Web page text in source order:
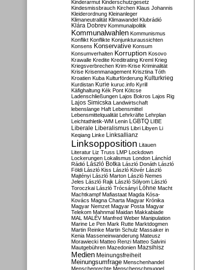
Kinderarmut Kinderschutzgesetz
Kindesmissbrauch Kirchen Klaus Johannis
Kleiderordnung Kleinanleger
Klimaneutralität Klimawandel Klubrádió
Klára Dobrev Kommunalpolitik
Kommunalwahlen Kommunismus
Konflikt Konflikte Konjunkturaussichten
Konsens Konservative Konsum
Konsumverhalten Korruption Kosovo
Krawalle Kredite Kreditrating Kreml Krieg
Kriegsverbrechen Krim-Krise Kriminalität
Krise Krisenmanagement Krisztina Tóth
Kroatien Kuba Kulturförderung Kulturkrieg
Kurdistan Kurie kuruc.info Kyrill
Käfighaltung Kék Pont Kötcse
Ladenschließungen Lajos Bokros Lajos Rig
Lajos Simicska Landwirtschaft
lebenslange Haft Lebensmittel
Lebensmittelqualität Lehrkräfte Lehrplan
Leichtathletik-WM Lenin LGBTQ LIBE
Liberale Liberalismus Libri Libyen Li
Keqiang Linke Linksallianz
Linksopposition Litauen
Literatur Liz Truss LMP Lockdown
Lockerungen Lokalismus London Lánchíd
Rádió
László Botka László Donáth László
Földi László Kiss László Kövér László
Majtényi László Marton László Nemes
Jeles László Rajk László Sólyom László
Toroczkai László Trócsányi Löhne Macht
Machtkampf Mafiastaat Magda Kósa-
Kovács Magna Charta Magyar Krónika
Magyar Nemzet Magyar Posta Magyar
Telekom Mahnmal Maidan Makkabiade
MAL MALÉV Manfred Weber Manipulation
Marine Le Pen Mark Rutte Marktdogmen
Martin Reinke Martin Schulz Massaker in
Kenia Masseneinwanderung Mateusz
Morawiecki Matteo Renzi Matteo Salvini
Mautgebühren Mazedonien Mazsihisz
Medien Meinungsfreiheit
Meinungsumfrage Menschenhandel
Menschenrechte Menschenschmuggel